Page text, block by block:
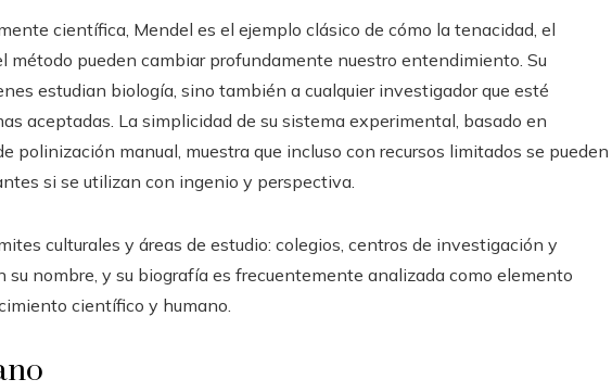
científica, Mendel es el ejemplo clásico de cómo la tenacidad, el
método pueden cambiar profundamente nuestro entendimiento. Su
estudian biología, sino también a cualquier investigador que esté
aceptadas. La simplicidad de su sistema experimental, basado en
polinización manual, muestra que incluso con recursos limitados se pueden
si se utilizan con ingenio y perspectiva.
culturales y áreas de estudio: colegios, centros de investigación y
su nombre, y su biografía es frecuentemente analizada como elemento
científico y humano.